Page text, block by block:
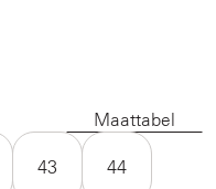
Maattabel
43 44